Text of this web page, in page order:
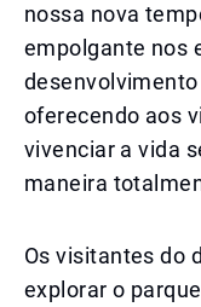
nossa nova
empolgante nos
oferecendo aos
vivenciar a vida
maneira
Os visitantes do
explorar o